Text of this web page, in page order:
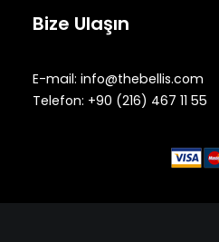
Bize Ulaşın
E-mail: info@thebellis.com
Telefon: +90 (216) 467 11 55